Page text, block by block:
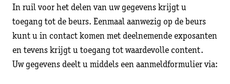
In ruil voor het delen van uw gegevens krijgt u
toegang tot de beurs. Eenmaal aanwezig op de beurs
kunt u in contact komen met deelnemende exposanten
en tevens krijgt u toegang tot waardevolle content.
Uw gegevens deelt u middels een aanmeldformulier via: